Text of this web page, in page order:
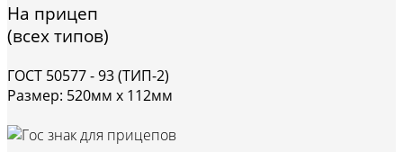
На прицеп
(всех типов)
ГОСТ 50577 - 93 (ТИП-2)
Размер: 520мм х 112мм